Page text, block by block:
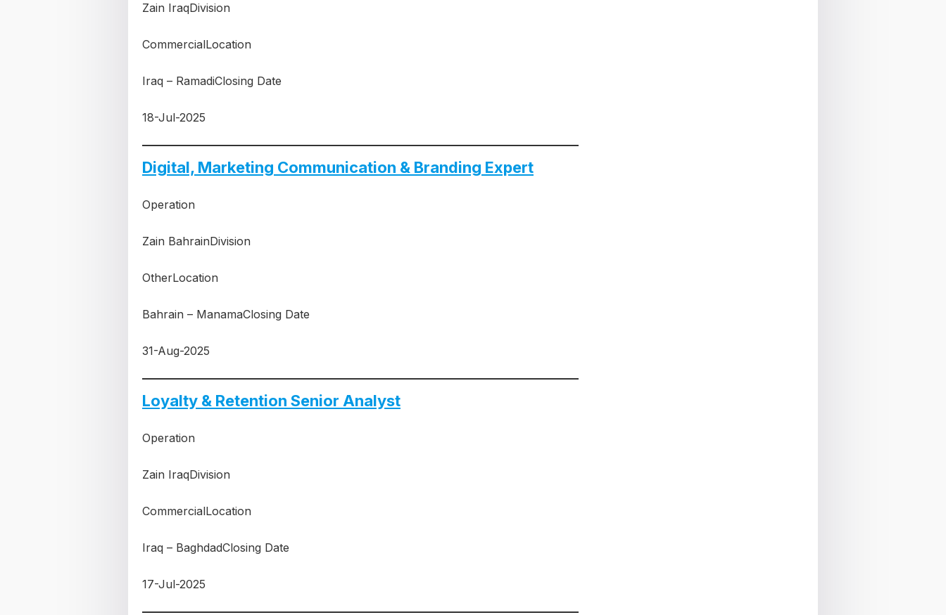
Zain IraqDivision
CommercialLocation
Iraq – RamadiClosing Date
18-Jul-2025
Digital, Marketing Communication & Branding Expert
Operation
Zain BahrainDivision
OtherLocation
Bahrain – ManamaClosing Date
31-Aug-2025
Loyalty & Retention Senior Analyst
Operation
Zain IraqDivision
CommercialLocation
Iraq – BaghdadClosing Date
17-Jul-2025